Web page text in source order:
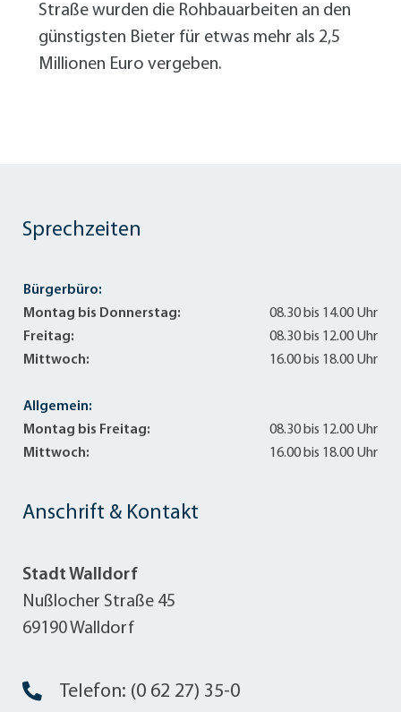
Straße wurden die Rohbauarbeiten an den
günstigsten Bieter für etwas mehr als 2,5
Millionen Euro vergeben.
Anschrift & Kontakt
Stadt Walldorf
Nußlocher Straße 45
69190 Walldorf
Telefon: (0 62 27) 35-0
Sprechzeiten
Bürgerbüro:
Montag bis Donnerstag:
08.30 bis 14.00 Uhr
Freitag:
08.30 bis 12.00 Uhr
Mittwoch:
16.00 bis 18.00 Uhr
Allgemein:
Montag bis Freitag:
08.30 bis 12.00 Uhr
Mittwoch:
16.00 bis 18.00 Uhr